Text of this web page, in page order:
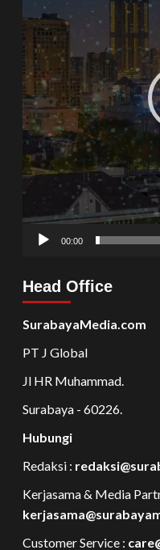
00:00
Head Office
SurabayaMedia.com
PT J Global
Jl HR Muhammad.
Surabaya - 60226.
Hubungi
Redaksi :
Kerjasama & Media
Customer Service :